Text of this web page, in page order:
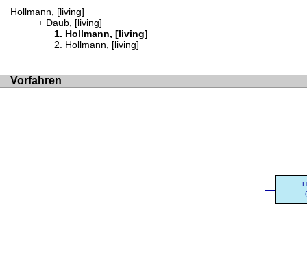
Hollmann, [living]
Daub, [living]
Hollmann, [living]
Hollmann, [living]
Vorfahren